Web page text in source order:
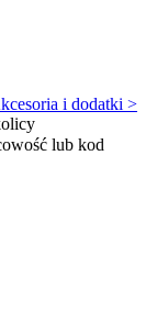
i dodatki >
lub kod